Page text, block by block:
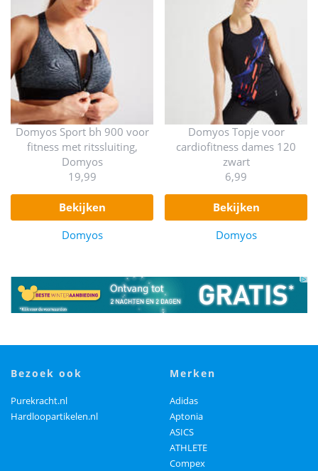
Domyos Sport bh 900 voor
fitness met ritssluiting,
Domyos
19,99
bekijken
Domyos
Domyos Topje voor
cardiofitness dames 120
zwart
6,99
bekijken
Domyos
bezoek ook
Purekracht.nl
Hardloopartikelen.nl
merken
Adidas
Aptonia
ASICS
ATHLETE
Compex